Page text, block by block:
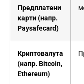
Предплатени
карти (напр.
Paysafecard)
Криптовалута
(напр. Bitcoin,
Ethereum)